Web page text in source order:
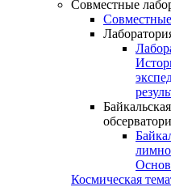
Совместные
Космическая